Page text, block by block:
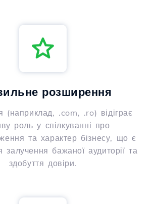
розширення
(наприклад, .com, .ro) відіграє
роль у спілкуванні про
та характер бізнесу, що є
залучення бажаної аудиторії та
здобуття довіри.